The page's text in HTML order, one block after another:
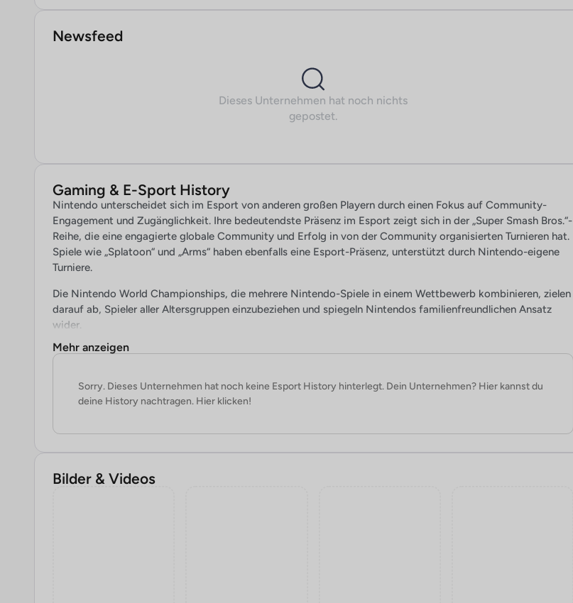
Newsfeed
Dieses Unternehmen hat noch nichts
gepostet.
Gaming & E-Sport History
Nintendo unterscheidet sich im Esport von anderen großen Playern durch einen Fokus auf Community-
Engagement und Zugänglichkeit. Ihre bedeutendste Präsenz im Esport zeigt sich in der „Super Smash Bros.“-
Reihe, die eine engagierte globale Community und Erfolg in von der Community organisierten Turnieren hat.
Spiele wie „Splatoon“ und „Arms“ haben ebenfalls eine Esport-Präsenz, unterstützt durch Nintendo-eigene
Turniere.
Die Nintendo World Championships, die mehrere Nintendo-Spiele in einem Wettbewerb kombinieren, zielen
darauf ab, Spieler aller Altersgruppen einzubeziehen und spiegeln Nintendos familienfreundlichen Ansatz
wider.
Im Vergleich zu anderen Unternehmen im Esports-Bereich verfolgt Nintendo eine zurückhaltendere
Ansatz hebt sich durch Community-Engagement und einen weniger wettbewerbsorientierten Stil ab,
etabliert durch eine starke, engagierte Spielerbasis statt durch große Preispools oder professionelle
Mehr anzeigen
Sorry. Dieses Unternehmen hat noch keine Esport History hinterlegt. Dein Unternehmen? Hier kannst du
deine History nachtragen. Hier klicken!
Bilder & Videos